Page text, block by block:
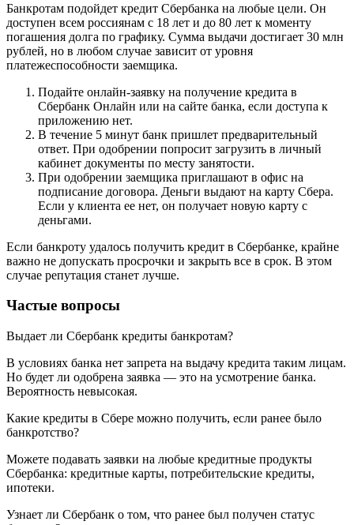
Банкротам подойдет кредит Сбербанка на любые цели. Он
доступен всем россиянам с 18 лет и до 80 лет к моменту
погашения долга по графику. Сумма выдачи достигает 30 млн
рублей, но в любом случае зависит от уровня
платежеспособности заемщика.
Подайте онлайн-заявку на получение кредита в
Сбербанк Онлайн или на сайте банка, если доступа к
приложению нет.
В течение 5 минут банк пришлет предварительный
ответ. При одобрении попросит загрузить в личный
кабинет документы по месту занятости.
При одобрении заемщика приглашают в офис на
подписание договора. Деньги выдают на карту Сбера.
Если у клиента ее нет, он получает новую карту с
деньгами.
Если банкроту удалось получить кредит в Сбербанке, крайне
важно не допускать просрочки и закрыть все в срок. В этом
случае репутация станет лучше.
Частые вопросы
Выдает ли Сбербанк кредиты банкротам?
В условиях банка нет запрета на выдачу кредита таким лицам.
Но будет ли одобрена заявка — это на усмотрение банка.
Вероятность невысокая.
Какие кредиты в Сбере можно получить, если ранее было
банкротство?
Можете подавать заявки на любые кредитные продукты
Сбербанка: кредитные карты, потребительские кредиты,
ипотеки.
Узнает ли Сбербанк о том, что ранее был получен статус